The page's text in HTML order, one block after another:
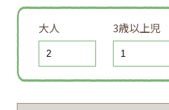
大人 3歳以上児